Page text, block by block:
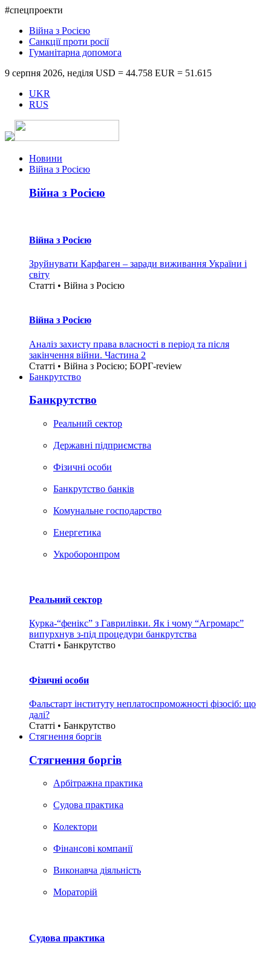
#спецпроекти
Війна з Росією
Санкції проти росії
Гуманітарна допомога
9 серпня 2026, неділя USD = 44.758 EUR = 51.615
UKR
RUS
Новини
Війна з Росією
Війна з Росією
Війна з Росією
Зруйнувати Карфаген – заради виживання України і
світу
Статті • Війна з Росією
Війна з Росією
Аналіз захисту права власності в період та після
закінчення війни. Частина 2
Статті • Війна з Росією; БОРГ-review
Банкрутство
Банкрутство
Реальний сектор
Державні підприємства
Фізичні особи
Банкрутство банків
Комунальне господарство
Енергетика
Укроборонпром
Реальний сектор
Курка-“фенікс” з Гаврилівки. Як і чому “Агромарс”
випурхнув з-під процедури банкрутства
Статті • Банкрутство
Фізичні особи
Фальстарт інституту неплатоспроможності фізосіб: що
далі?
Статті • Банкрутство
Стягнення боргiв
Стягнення боргiв
Арбітражна практика
Судова практика
Колектори
Фінансові компанії
Виконавча діяльність
Мораторій
Судова практика